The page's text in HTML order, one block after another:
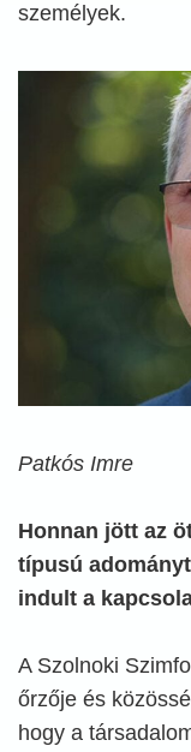
személyek.
Patkós Imre
Honnan jött az
típusú
indult a
A Szolnoki
őrzője és
hogy a